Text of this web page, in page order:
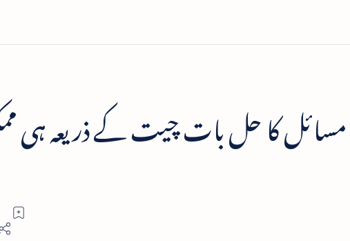
مسائل کا حل بات چیت کے ذریعہ ہی